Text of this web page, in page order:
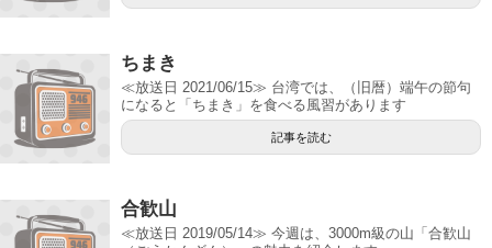
ちまき
≪放送日 2021/06/15≫ 台湾では、（旧暦）端午の節句
になると「ちまき」を食べる風習があります
記事を読む
合歓山
≪放送日 2019/05/14≫ 今週は、3000m級の山「合歓山